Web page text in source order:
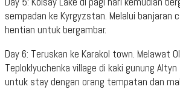
sempadan ke Kyrgyzstan. Melalui banjaran
hentian untuk bergambar.
Day 6: Teruskan ke Karakol town. Melawat
Teploklyuchenka village di kaki gunung
untuk stay dengan orang tempatan dan